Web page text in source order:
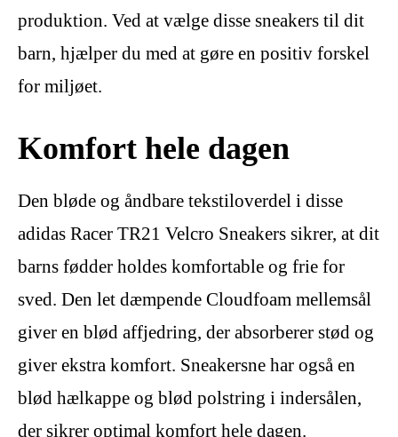
produktion. Ved at vælge disse sneakers til dit
barn, hjælper du med at gøre en positiv forskel
for miljøet.
Komfort hele dagen
Den bløde og åndbare tekstiloverdel i disse
adidas Racer TR21 Velcro Sneakers sikrer, at dit
barns fødder holdes komfortable og frie for
sved. Den let dæmpende Cloudfoam mellemsål
giver en blød affjedring, der absorberer stød og
giver ekstra komfort. Sneakersne har også en
blød hælkappe og blød polstring i indersålen,
der sikrer optimal komfort hele dagen.